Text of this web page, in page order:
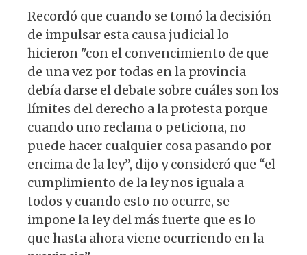
Recordó que cuando se tomó la decisión
de impulsar esta causa judicial lo
hicieron "con el convencimiento de que
de una vez por todas en la provincia
debía darse el debate sobre cuáles son los
límites del derecho a la protesta porque
cuando uno reclama o peticiona, no
puede hacer cualquier cosa pasando por
encima de la ley”, dijo y consideró que “el
cumplimiento de la ley nos iguala a
todos y cuando esto no ocurre, se
impone la ley del más fuerte que es lo
que hasta ahora viene ocurriendo en la